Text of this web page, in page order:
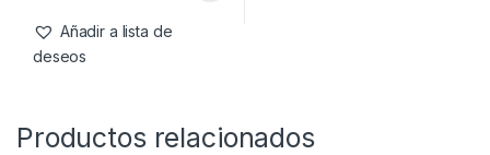
Añadir a lista de
deseos
Productos relacionados